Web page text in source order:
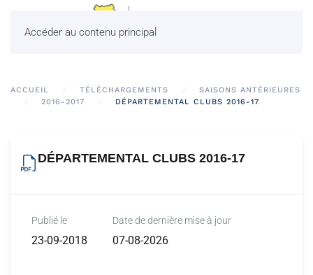
Accéder au contenu principal
ACCUEIL TÉLÉCHARGEMENTS
SAISONS ANTÉRIEURES
2016-2017
DÉPARTEMENTAL CLUBS 2016-17
DÉPARTEMENTAL CLUBS 2016-17
Publié le
23-09-2018
Date de dernière mise à jour
07-08-2026